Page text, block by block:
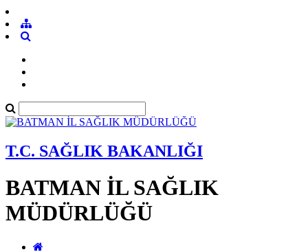
T.C. SAĞLIK BAKANLIĞI
BATMAN İL SAĞLIK
MÜDÜRLÜĞÜ